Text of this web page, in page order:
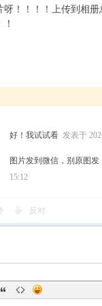
呀！！！！上传到相
好！我试试看 发表于
图片发到微信，别原图
15:12
反对